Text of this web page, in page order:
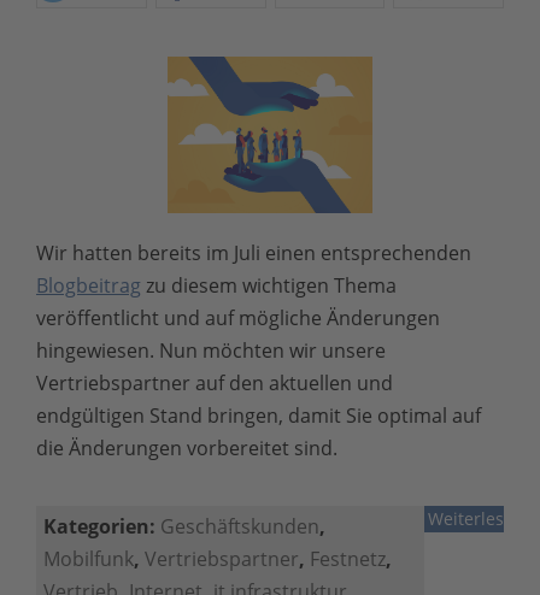
Wir hatten bereits im Juli einen entsprechenden
Blogbeitrag zu diesem wichtigen Thema
veröffentlicht und auf mögliche Änderungen
hingewiesen. Nun möchten wir unsere
Vertriebspartner auf den aktuellen und
endgültigen Stand bringen, damit Sie optimal auf
die Änderungen vorbereitet sind.
Weiterlesen
Kategorien: Geschäftskunden,
Mobilfunk, Vertriebspartner, Festnetz,